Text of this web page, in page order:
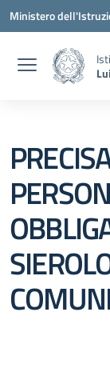
Vai ai contenuti
Vai al menu di
Vai al footer
Ministero